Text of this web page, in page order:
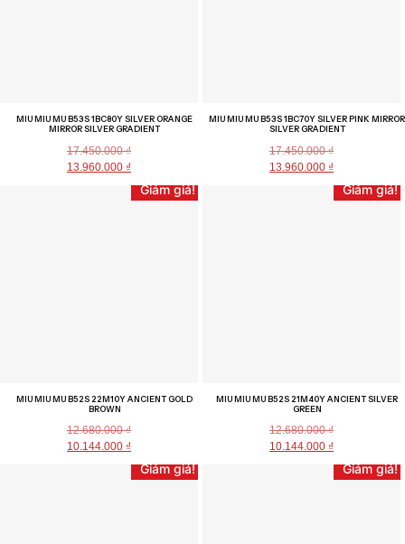
MIU MIU MU B53S 1BC80Y SILVER ORANGE
MIRROR SILVER GRADIENT
17.450.000₫
13.960.000 ₫
MIU MIU MU B53S 1BC70Y SILVER PINK MIRROR
SILVER GRADIENT
17.450.000₫
13.960.000 ₫
Giảm giá!
MIU MIU MU B52S 22M10Y ANCIENT GOLD
BROWN
12.680.000₫
10.144.000 ₫
Giảm giá!
MIU MIU MU B52S 21M40Y ANCIENT SILVER
GREEN
12.680.000₫
10.144.000 ₫
Giảm giá! Giảm giá!